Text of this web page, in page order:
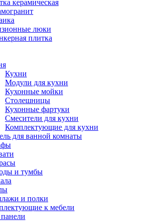
керамическая
люки
плитка
Кухни
Модули для кухни
Кухонные мойки
Столешницы
Кухонные фартуки
Смесители для кухни
Комплектующие для кухни
для ванной комнаты
и тумбы
и полки
к мебели